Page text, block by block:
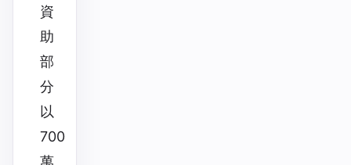
資
助
部
分
以
700